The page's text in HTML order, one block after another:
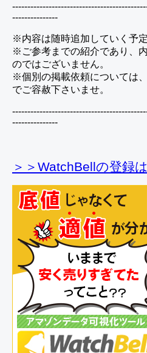
---------------
※内容は随時追加していく予定
※ご参考までの紹介であり、
のではございません。
※個別の掲載依頼については
でご容赦下さいませ。
---------------
＞＞WatchBellの登録